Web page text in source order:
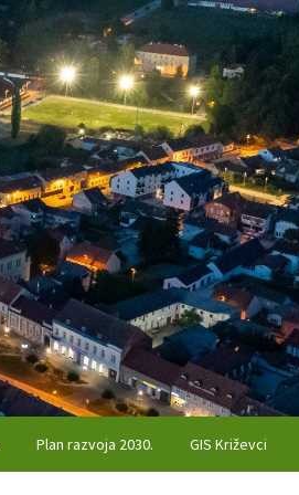
Plan razvoja 2030. GIS Križevci